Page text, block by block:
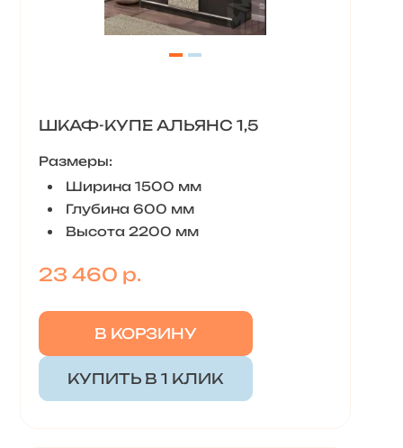
ШКАФ-КУПЕ АЛЬЯНС 1,5
Размеры:
Ширина 1500 мм
Глубина 600 мм
Высота 2200 мм
23 460 р.
В КОРЗИНУ
КУПИТЬ В 1 КЛИК